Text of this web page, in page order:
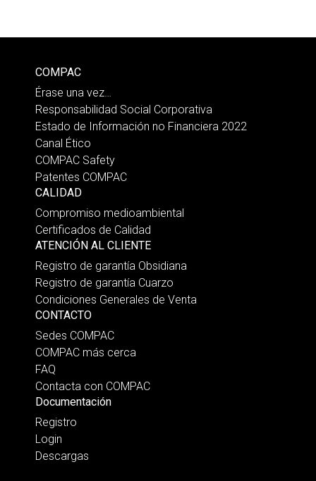
COMPAC
Érase una vez…
Responsabilidad Social Corporativa
Estado de Información no Financiera 2022
Canal Ético
COMPAC Safety
Patentes COMPAC
CALIDAD
Compromiso medioambiental
Certificados de Calidad
ATENCIÓN AL CLIENTE
Registro de garantía Obsidiana
Registro de garantía Cuarzo
Condiciones Generales de Venta
CONTACTO
Sedes COMPAC
COMPAC más cerca
FAQ
Contacta con COMPAC
Documentación
Registro
Login
Descargas